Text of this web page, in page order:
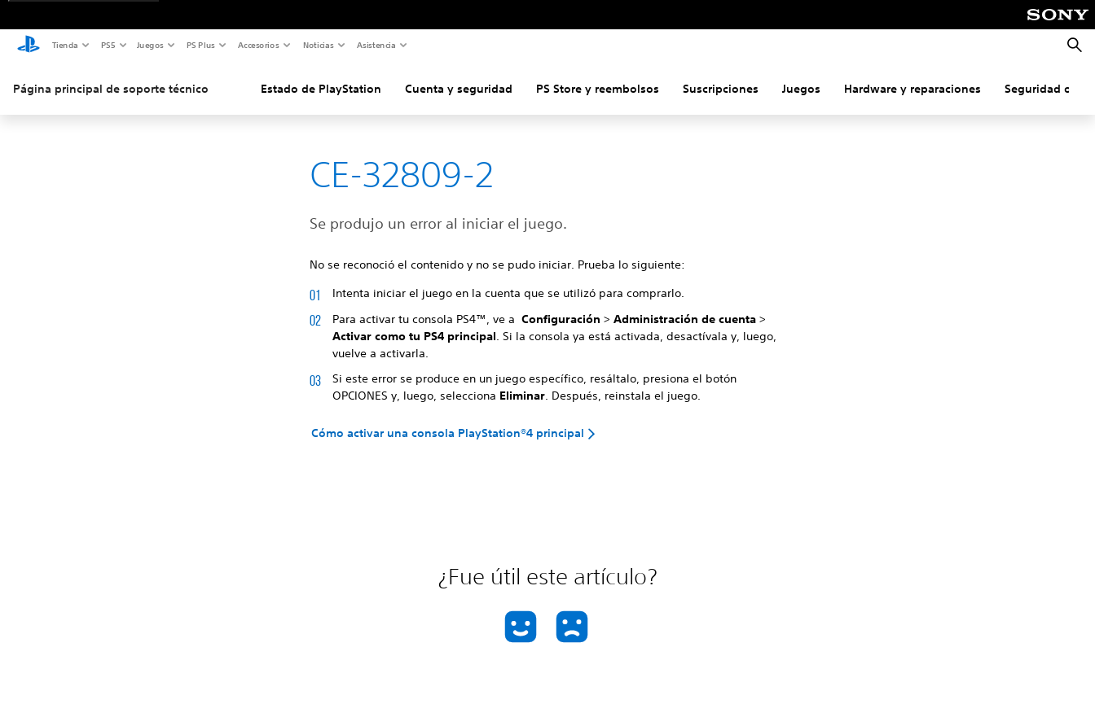
Tienda PS5 Juegos PS Plus Accesorios Noticias Asistencia
Página principal de soporte técnico Estado de PlayStation Cuenta y seguridad PS Store y reembolsos Suscripciones Juegos Hardware y reparaciones Seguridad
CE-32809-2
Se produjo un error al iniciar el juego.
No se reconoció el contenido y no se pudo iniciar. Prueba lo siguiente:
Intenta iniciar el juego en la cuenta que se utilizó para comprarlo.
Para activar tu consola PS4™, ve a Configuración >Administración de cuenta >
Activar como tu PS4 principal . Si la consola ya está activada, desactívala y, luego,
vuelve a activarla.
Si este error se produce en un juego específico, resáltalo, presiona el botón
OPCIONES y, luego, selecciona Eliminar. Después, reinstala el juego.
Cómo activar una consola PlayStation®4 principal
¿Fue útil este artículo?